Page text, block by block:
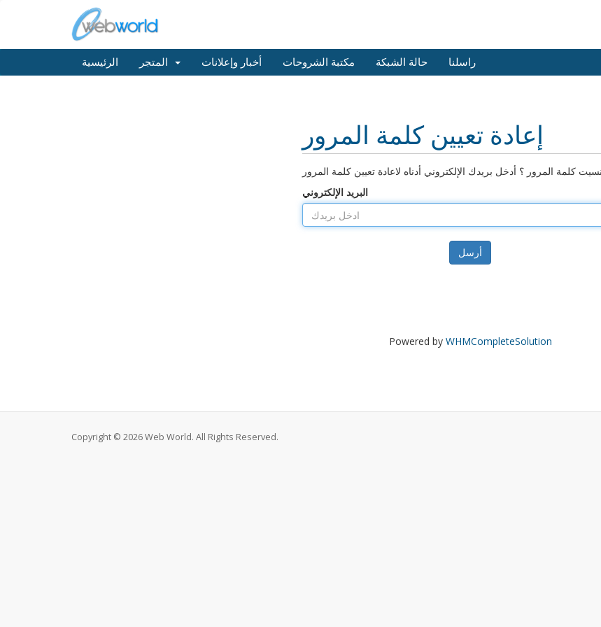
الرئيسية أخبار وإعلانات مكتبة الشروحات حالة الشبكة راسلنا
إعادة تعيين كلمة المرور
البريد الإلكتروني
أرسل
Powered by WHMCompleteSolution
Copyright © 2026 Web World. All Rights Reserved.